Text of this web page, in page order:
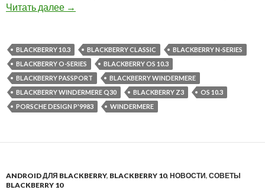
Читать далее BlackBerry 10.3: разработка смартфонов
→
BLACKBERRY 10.3 BLACKBERRY CLASSIC
BLACKBERRY N-SERIES
BLACKBERRY O-SERIES
BLACKBERRY OS 10.3
BLACKBERRY PASSPORT
BLACKBERRY WINDERMERE
BLACKBERRY WINDERMERE Q30
BLACKBERRY Z3
OS 10.3
PORSCHE DESIGN P'9983
WINDERMERE
ANDROID ДЛЯ BLACKBERRY, BLACKBERRY 10, НОВОСТИ, СОВЕТЫ
BLACKBERRY 10